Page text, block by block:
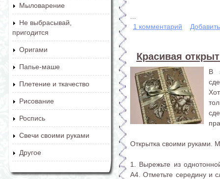
Мыловарение
Не выбрасывай,
пригодится
Оригами
Папье-маше
Плетение и ткачество
Рисование
Роспись
Свечи своими руками
Другое
1 комментарий
Красивая
В
Открытка своими руками.
1. Вырежьте из
А4. Отметьте середину и